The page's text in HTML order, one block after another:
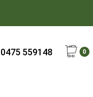
0475 559148 0